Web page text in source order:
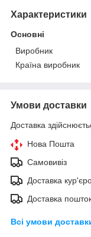
Характеристики
Основні
Виробник
Країна виробник
Умови доставки
Доставка
Нова Пошта
Самовивіз
Доставка
Доставка
Всі умови